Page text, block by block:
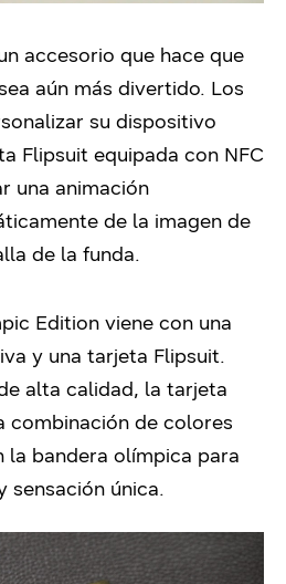
accesorio que hace que
aún más divertido. Los
su dispositivo
Flipsuit equipada con NFC
una animación
de la imagen de
de la funda.
Edition viene con una
y una tarjeta Flipsuit.
alta calidad, la tarjeta
combinación de colores
la bandera olímpica para
sensación única.